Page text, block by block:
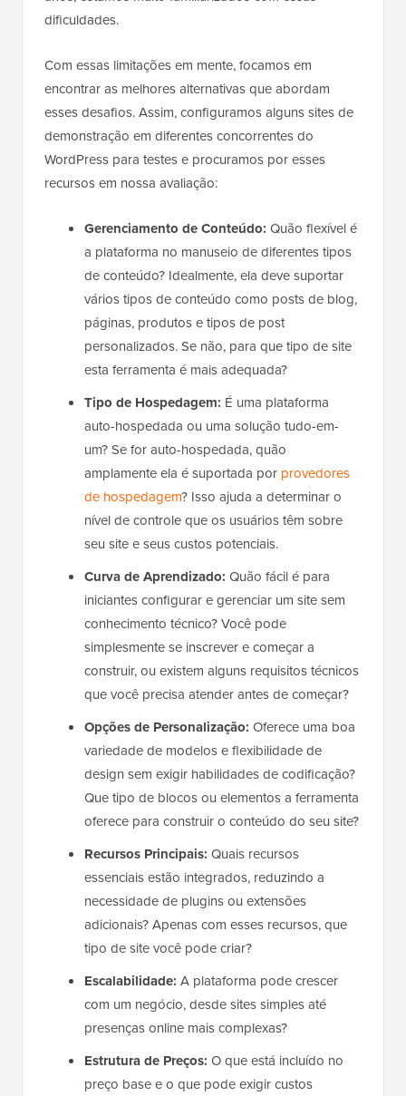
dificuldades.
Com essas limitações em mente, focamos em
encontrar as melhores alternativas que abordam
esses desafios. Assim, configuramos alguns sites de
demonstração em diferentes concorrentes do
WordPress para testes e procuramos por esses
recursos em nossa avaliação:
Gerenciamento de Conteúdo: Quão flexível é
a plataforma no manuseio de diferentes tipos
de conteúdo? Idealmente, ela deve suportar
vários tipos de conteúdo como posts de blog,
páginas, produtos e tipos de post
personalizados. Se não, para que tipo de site
esta ferramenta é mais adequada?
Tipo de Hospedagem: É uma plataforma
auto-hospedada ou uma solução tudo-em-
um? Se for auto-hospedada, quão
amplamente ela é suportada por provedores
de hospedagem? Isso ajuda a determinar o
nível de controle que os usuários têm sobre
seu site e seus custos potenciais.
Curva de Aprendizado: Quão fácil é para
iniciantes configurar e gerenciar um site sem
conhecimento técnico? Você pode
simplesmente se inscrever e começar a
construir, ou existem alguns requisitos técnicos
que você precisa atender antes de começar?
Opções de Personalização: Oferece uma boa
variedade de modelos e flexibilidade de
design sem exigir habilidades de codificação?
Que tipo de blocos ou elementos a ferramenta
oferece para construir o conteúdo do seu site?
Recursos Principais: Quais recursos
essenciais estão integrados, reduzindo a
necessidade de plugins ou extensões
adicionais? Apenas com esses recursos, que
tipo de site você pode criar?
Escalabilidade: A plataforma pode crescer
com um negócio, desde sites simples até
presenças online mais complexas?
Estrutura de Preços: O que está incluído no
preço base e o que pode exigir custos